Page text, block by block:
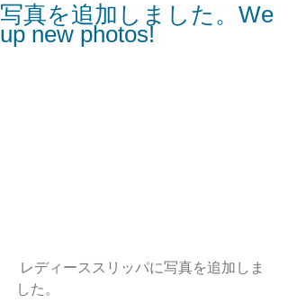
写真を追加しました。We
up new photos!
した。